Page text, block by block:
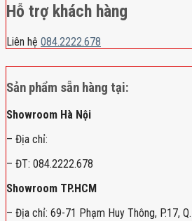
Hỗ trợ khách hàng
Liên hệ 084.2222.678
Sản phẩm sẵn hàng tại:
Showroom Hà Nội
– Địa chỉ:
– ĐT: 084.2222.678
Showroom TP.HCM
– Địa chỉ: 69-71 Phạm Huy Thông, P.17,